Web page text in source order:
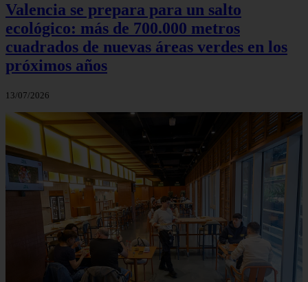
Valencia se prepara para un salto
ecológico: más de 700.000 metros
cuadrados de nuevas áreas verdes en los
próximos años
13/07/2026